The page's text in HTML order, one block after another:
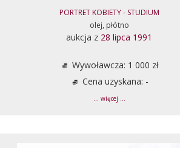
PORTRET KOBIETY - STUDIUM
olej, płótno
aukcja z 28 lipca 1991
Wywoławcza: 1 000 zł
Cena uzyskana: -
... więcej ...